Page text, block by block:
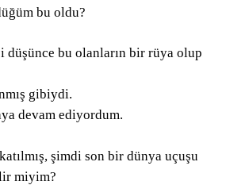
bu oldu?
düşünce bu olanların bir rüya olup
gibiydi.
devam ediyordum.
şimdi son bir dünya uçuşu
miyim?